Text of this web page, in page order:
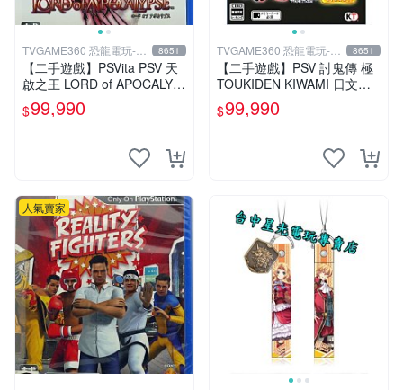
TVGAME360 恐龍電玩-台
中店
8651
【二手遊戲】PSVita PSV 天
啟之王 LORD of APOCALYP
SE 亞洲日文版 【台中恐龍電
玩】
$99,990
TVGAME360 恐龍電玩-台
中店
8651
【二手遊戲】PSV 討鬼傳 極
TOUKIDEN KIWAMI 日文版
【台中恐龍電玩】
$99,990
人氣賣家